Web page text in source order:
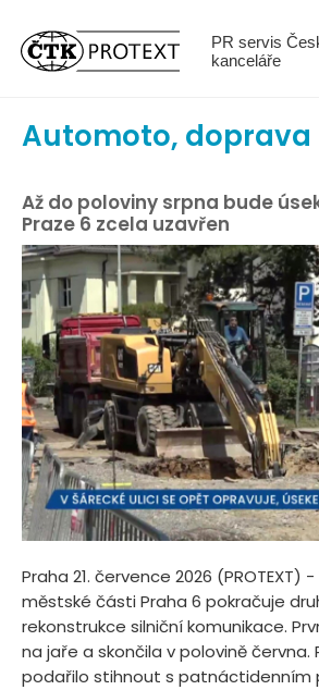
PR servis
kanceláře
Automoto, doprava
Až do poloviny srpna bude
Praze 6 zcela uzavřen
Praha 21. července 2026 (PROTEXT)
městské části Praha 6 pokračuje
rekonstrukce silniční komunikace.
na jaře a skončila v polovině června.
podařilo stihnout s patnáctidenním